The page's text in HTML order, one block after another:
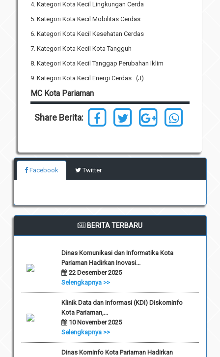
4. Kategori Kota Kecil Lingkungan Cerda
5. Kategori Kota Kecil Mobilitas Cerdas
6. Kategori Kota Kecil Kesehatan Cerdas
7. Kategori Kota Kecil Kota Tangguh
8. Kategori Kota Kecil Tanggap Perubahan Iklim
9. Kategori Kota Kecil Energi Cerdas . (J)
MC Kota Pariaman
Share Berita:
Facebook Twitter
BERITA TERBARU
Dinas Komunikasi dan Informatika Kota
Pariaman Hadirkan Inovasi...
22 Desember 2025
Selengkapnya >>
Klinik Data dan Informasi (KDI) Diskominfo
Kota Pariaman,...
10 November 2025
Selengkapnya >>
Dinas Kominfo Kota Pariaman Hadirkan